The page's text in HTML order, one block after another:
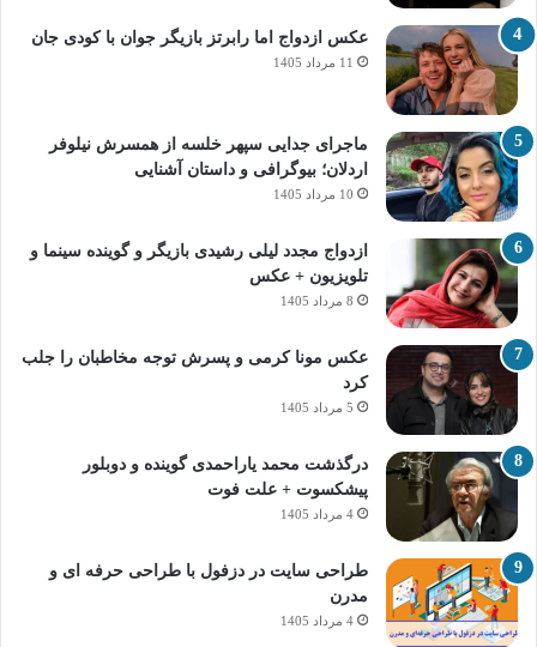
عکس ازدواج اما رابرتز بازیگر جوان با کودی جان
11 مرداد 1405
ماجرای جدایی سپهر خلسه از همسرش نیلوفر
اردلان؛ بیوگرافی و داستان آشنایی
10 مرداد 1405
ازدواج مجدد لیلی رشیدی بازیگر و گوینده سینما و
تلویزیون + عکس
8 مرداد 1405
عکس مونا کرمی و پسرش توجه مخاطبان را جلب
کرد
5 مرداد 1405
درگذشت محمد یاراحمدی گوینده و دوبلور
پیشکسوت + علت فوت
4 مرداد 1405
طراحی سایت در دزفول با طراحی حرفه‌ ای و
مدرن
4 مرداد 1405